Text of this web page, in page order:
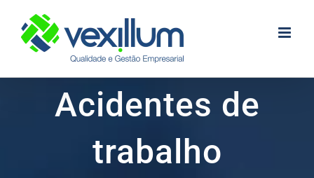
content
Acidentes de
trabalho